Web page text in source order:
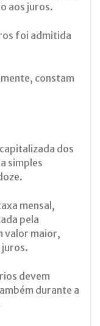
aos juros.
foi admitida
constam
dos
simples
mensal,
pela
valor maior,
juros.
devem
durante a